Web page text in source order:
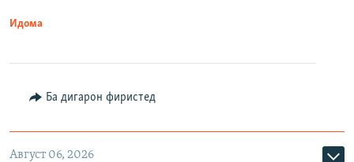
Идома
Ба дигарон фиристед
Август 06, 2026